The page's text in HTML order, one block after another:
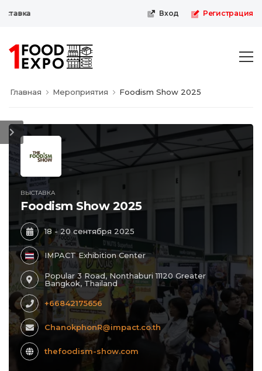
Вход Регистрация
Главная Мероприятия Foodism Show 2025
ВЫСТАВКА
Foodism Show 2025
18 - 20 сентября 2025
IMPACT Exhibition Center
Popular 3 Road, Nonthaburi 11120 Greater
Bangkok, Thailand
+66842175656
ChanokphonR@impact.co.th
thefoodism-show.com